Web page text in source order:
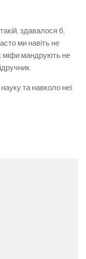
здавалося б,
ми навіть не
міфи мандрують не
та навколо неї.